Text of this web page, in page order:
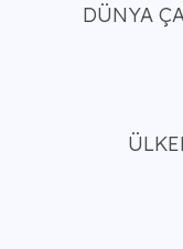
DÜNYA